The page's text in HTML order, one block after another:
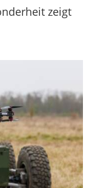
zeigt